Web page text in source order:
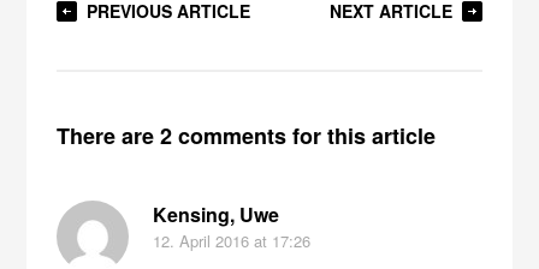
PREVIOUS ARTICLE NEXT ARTICLE
There are 2 comments for this article
Kensing, Uwe
12. April 2016 at 17:26